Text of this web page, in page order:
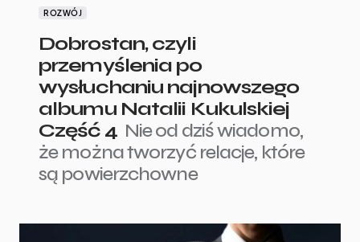
ROZWÓJ
Dobrostan, czyli
przemyślenia po
wysłuchaniu najnowszego
albumu Natalii Kukulskiej
Część 4 Nie od dziś wiadomo,
że można tworzyć relacje, które
są powierzchowne